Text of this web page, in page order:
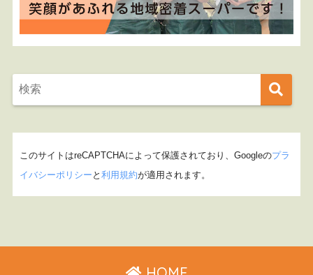
このサイトはreCAPTCHAによって保護されており、Googleのプラ
イバシーポリシー と 利用規約が適用されます。